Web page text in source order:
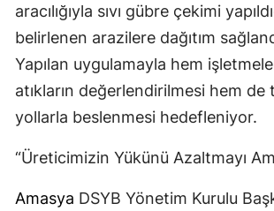
aracılığıyla sıvı gübre çekimi
belirlenen arazilere dağıtım
Yapılan uygulamayla hem
atıkların değerlendirilmesi hem de
yollarla beslenmesi hedefleniyor.
“Üreticimizin Yükünü Azaltmayı
Amasya DSYB Yönetim Kurulu